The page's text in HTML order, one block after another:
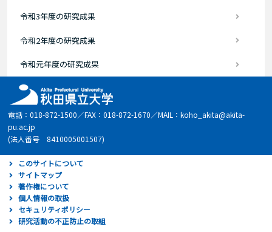
令和3年度の研究成果
令和2年度の研究成果
令和元年度の研究成果
電話：018-872-1500／FAX：018-872-1670／MAIL：koho_akita@akita-
pu.ac.jp
(法人番号 8410005001507)
このサイトについて
サイトマップ
著作権について
個人情報の取扱
セキュリティポリシー
研究活動の不正防止の取組